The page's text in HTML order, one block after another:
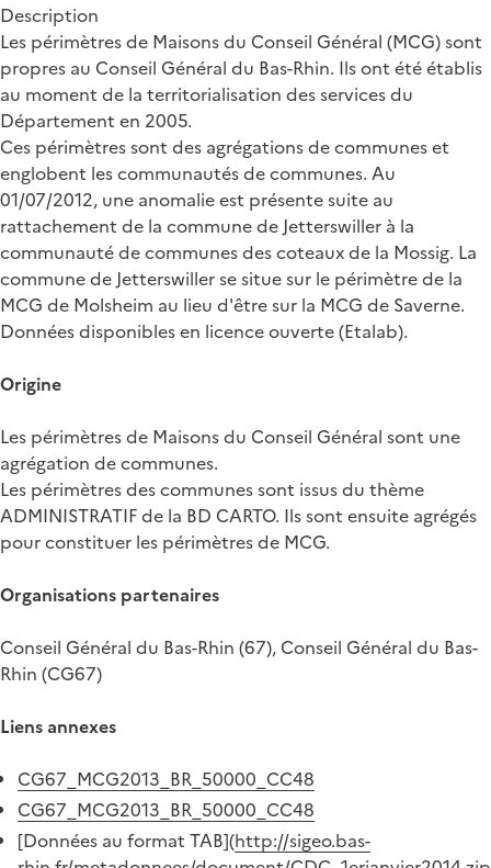
Description
Les périmètres de Maisons du Conseil Général (MCG) sont
propres au Conseil Général du Bas-Rhin. Ils ont été établis
au moment de la territorialisation des services du
Département en 2005.
Ces périmètres sont des agrégations de communes et
englobent les communautés de communes. Au
01/07/2012, une anomalie est présente suite au
rattachement de la commune de Jetterswiller à la
communauté de communes des coteaux de la Mossig. La
commune de Jetterswiller se situe sur le périmètre de la
MCG de Molsheim au lieu d'être sur la MCG de Saverne.
Données disponibles en licence ouverte (Etalab).
Origine
Les périmètres de Maisons du Conseil Général sont une
agrégation de communes.
Les périmètres des communes sont issus du thème
ADMINISTRATIF de la BD CARTO. Ils sont ensuite agrégés
pour constituer les périmètres de MCG.
Organisations partenaires
Conseil Général du Bas-Rhin (67), Conseil Général du Bas-
Rhin (CG67)
Liens annexes
CG67_MCG2013_BR_50000_CC48
CG67_MCG2013_BR_50000_CC48
[Données au format TAB](http://sigeo.bas-